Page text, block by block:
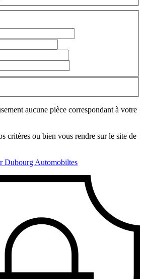
aucune pièce correspondant à votre
critères ou bien vous rendre sur le site de
Dubourg Automobiltes